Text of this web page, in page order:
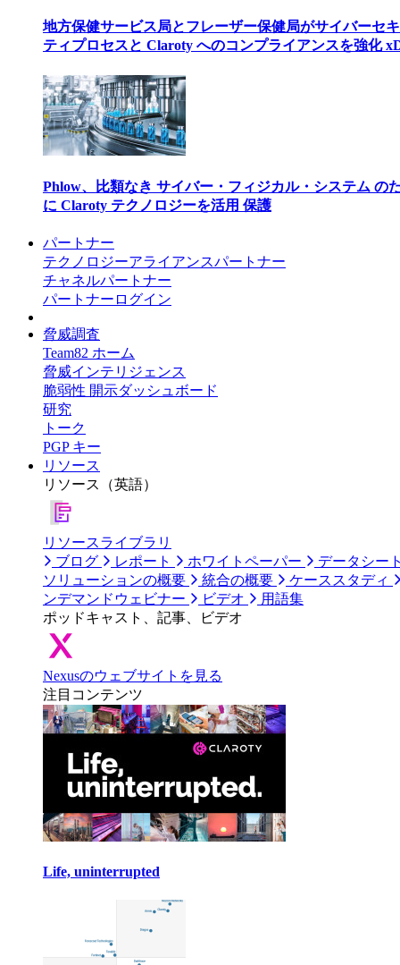
地方保健サービス局とフレーザー保健局がサイバーセ
ティプロセスと Claroty へのコンプライアンスを強化
Phlow、比類なき サイバー・フィジカル・システム の
に Claroty テクノロジーを活用 保護
パートナー
テクノロジーアライアンスパートナー
チャネルパートナー
パートナーログイン
脅威調査
Team82 ホーム
脅威インテリジェンス
脆弱性 開示ダッシュボード
研究
トーク
PGP キー
リソース
リソース（英語）
リソースライブラリ
ブログ
レポート ホワイトペーパー
データシー
ソリューションの概要
統合の概要
ケーススタディ
ンデマンドウェビナー
ビデオ
用語集
ポッドキャスト、記事、ビデオ
Nexusのウェブサイトを見る
注目コンテンツ
Life, uninterrupted